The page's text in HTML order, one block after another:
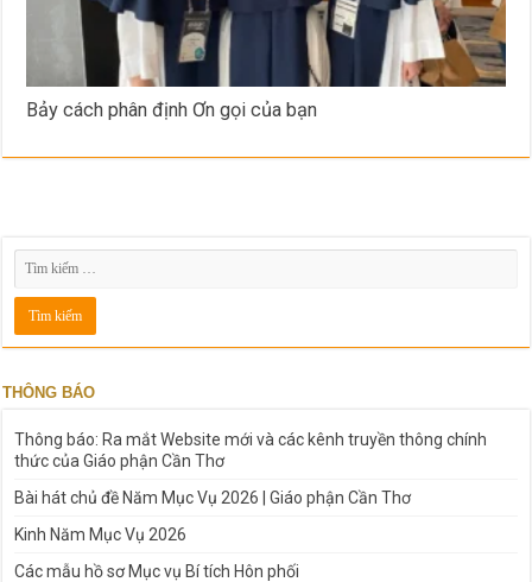
Bảy cách phân định Ơn gọi của bạn
THÔNG BÁO
Thông báo: Ra mắt Website mới và các kênh truyền thông chính
thức của Giáo phận Cần Thơ
Bài hát chủ đề Năm Mục Vụ 2026 | Giáo phận Cần Thơ
Kinh Năm Mục Vụ 2026
Các mẫu hồ sơ Mục vụ Bí tích Hôn phối